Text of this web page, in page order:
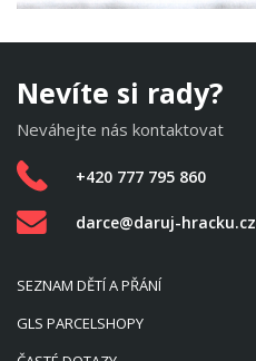
Nevíte si rady?
Neváhejte nás kontaktovat
+420 777 795 860
darce@daruj-hracku.cz
SEZNAM DĚTÍ A PŘÁNÍ
GLS PARCELSHOPY